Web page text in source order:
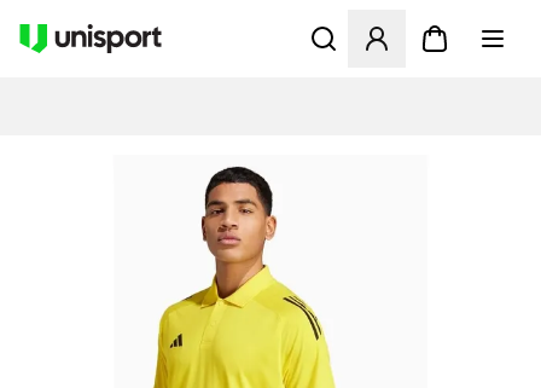
Öppnar en Modal för att